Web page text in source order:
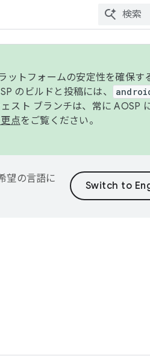
トフォームの安定性を確保す
のビルドと投稿には、
スト ブランチは、常に AOSP
点をご覧ください。
望の言語に